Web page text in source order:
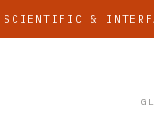
SCIENTIFIC &